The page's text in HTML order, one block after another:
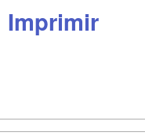
Imprimir